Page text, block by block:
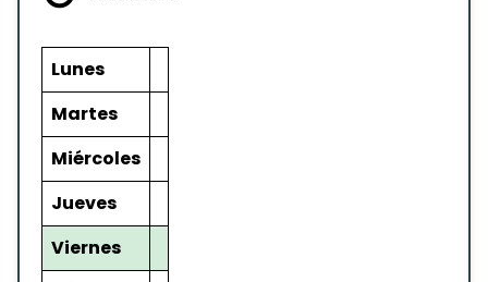
Lunes
Martes
Miércoles
Jueves
Viernes